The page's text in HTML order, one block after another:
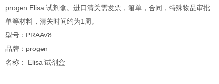
progen Elisa 试剂盒。进口清关需发票，箱单，合同，特殊物品审批
单等材料，清关时间约为1周。
型号：PRAAV8
品牌：progen
名称： Elisa 试剂盒